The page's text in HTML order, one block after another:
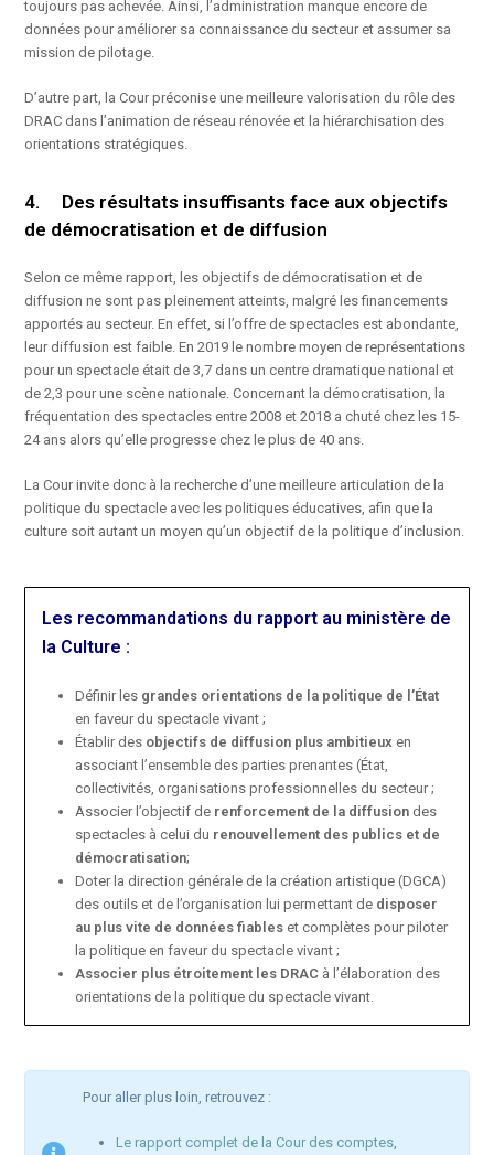
toujours pas achevée. Ainsi, l’administration manque encore de
données pour améliorer sa connaissance du secteur et assumer sa
mission de pilotage.
D’autre part, la Cour préconise une meilleure valorisation du rôle des
DRAC dans l’animation de réseau rénovée et la hiérarchisation des
orientations stratégiques.
4. Des résultats insuffisants face aux objectifs
de démocratisation et de diffusion
Selon ce même rapport, les objectifs de démocratisation et de
diffusion ne sont pas pleinement atteints, malgré les financements
apportés au secteur. En effet, si l’offre de spectacles est abondante,
leur diffusion est faible. En 2019 le nombre moyen de représentations
pour un spectacle était de 3,7 dans un centre dramatique national et
de 2,3 pour une scène nationale. Concernant la démocratisation, la
fréquentation des spectacles entre 2008 et 2018 a chuté chez les 15-
24 ans alors qu’elle progresse chez le plus de 40 ans.
La Cour invite donc à la recherche d’une meilleure articulation de la
politique du spectacle avec les politiques éducatives, afin que la
culture soit autant un moyen qu’un objectif de la politique d’inclusion.
Les recommandations du rapport au ministère de
la Culture :
Définir les grandes orientations de la politique de l’État
en faveur du spectacle vivant ;
Établir des objectifs de diffusion plus ambitieux en
associant l’ensemble des parties prenantes (État,
collectivités, organisations professionnelles du secteur ;
Associer l’objectif de renforcement de la diffusion des
spectacles à celui du renouvellement des publics et de
démocratisation;
Doter la direction générale de la création artistique (DGCA)
des outils et de l’organisation lui permettant de disposer
au plus vite de données fiables et complètes pour piloter
la politique en faveur du spectacle vivant ;
Associer plus étroitement les DRAC à l’élaboration des
orientations de la politique du spectacle vivant.
Pour aller plus loin, retrouvez :
Le rapport complet de la Cour des comptes,